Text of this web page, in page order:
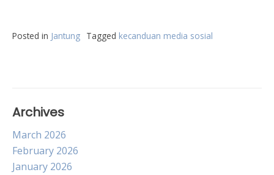
Posted in Jantung Tagged kecanduan media sosial
Archives
March 2026
February 2026
January 2026